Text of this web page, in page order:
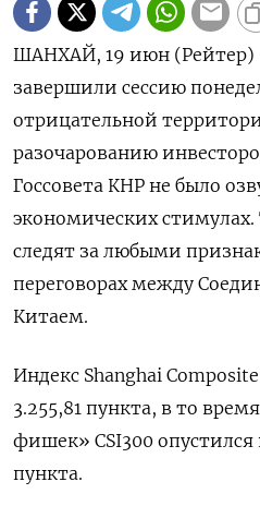
ШАНХАЙ, 19 июн (Рейтер)
завершили сессию
отрицательной
разочарованию
Госсовета КНР не было
экономических
следят за любыми
переговорах между
Китаем.
Индекс Shanghai
3.255,81 пункта, в то
фишек» CSI300 опустился
пункта.